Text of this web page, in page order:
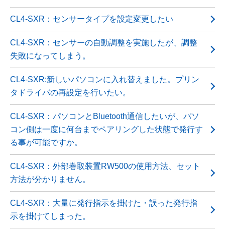
CL4-SXR：センサータイプを設定変更したい
CL4-SXR：センサーの自動調整を実施したが、調整
失敗になってしまう。
CL4-SXR:新しいパソコンに入れ替えました。プリン
タドライバの再設定を行いたい。
CL4-SXR：パソコンとBluetooth通信したいが、パソ
コン側は一度に何台までペアリングした状態で発行す
る事が可能ですか。
CL4-SXR：外部巻取装置RW500の使用方法、セット
方法が分かりません。
CL4-SXR：大量に発行指示を掛けた・誤った発行指
示を掛けてしまった。